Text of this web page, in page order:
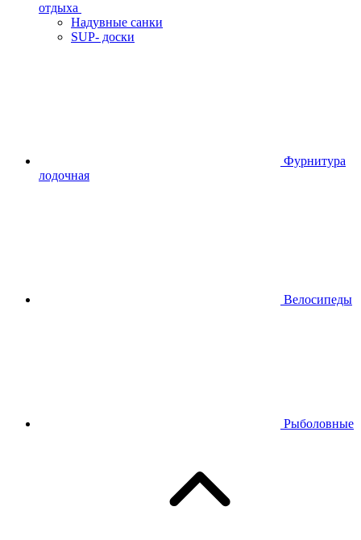
отдыха
Надувные санки
SUP- доски
Фурнитура
лодочная
Велосипеды
Рыболовные